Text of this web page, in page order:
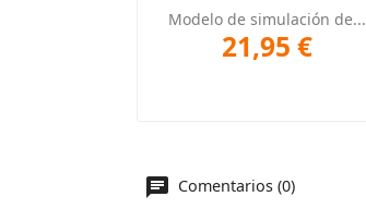
Vista rápida
Modelo de simulación de...
21,95 €
Comentarios (0)